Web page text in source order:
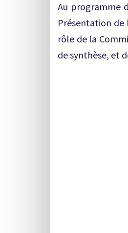
Au programme
Présentation de
rôle de la
de synthèse, et